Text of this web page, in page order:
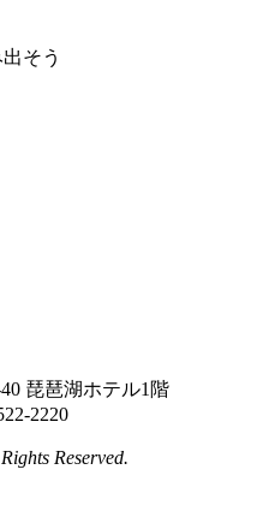
琵琶湖ホテル1階
2220
Reserved.